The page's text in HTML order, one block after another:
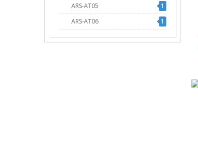
ARS-AT05
1
ARS-AT06
1
ARS-AT07
1